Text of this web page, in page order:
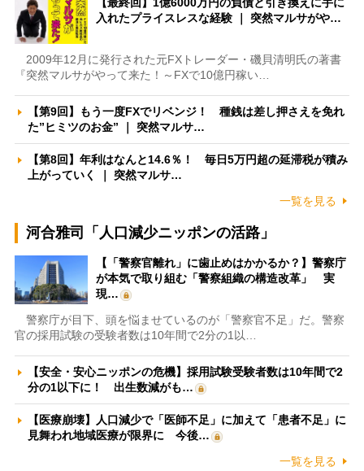
【最終回】1億6000万円の負債と引き換えに手に
入れたプライスレスな経験 ｜ 突然マルサがや…
2009年12月に発行された元FXトレーダー・磯貝清明氏の著書
『突然マルサがやって来た！～FXで10億円稼い…
【第9回】もう一度FXでリベンジ！ 種銭は差し押さえを免れ
た”ヒミツのお金” ｜ 突然マルサ…
【第8回】年利はなんと14.6％！ 毎日5万円超の延滞税が積み
上がっていく ｜ 突然マルサ…
一覧を見る
河合雅司「人口減少ニッポンの活路」
【「警察官離れ」に歯止めはかかるか？】警察庁
が本気で取り組む「警察組織の構造改革」 実
現…
警察庁が目下、頭を悩ませているのが「警察官不足」だ。警察
官の採用試験の受験者数は10年間で2分の1以…
【安全・安心ニッポンの危機】採用試験受験者数は10年間で2
分の1以下に！ 出生数減がも…
【医療崩壊】人口減少で「医師不足」に加えて「患者不足」に
見舞われ地域医療が限界に 今後…
一覧を見る